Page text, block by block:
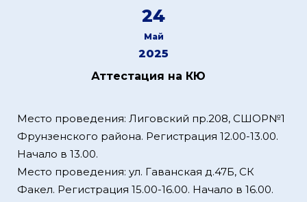
24
Май
2025
Аттестация на КЮ
Место проведения: Лиговский пр.208, СШОР№1
Фрунзенского района. Регистрация 12.00-13.00.
Начало в 13.00.
Место проведения: ул. Гаванская д.47Б, СК
Факел. Регистрация 15.00-16.00. Начало в 16.00.